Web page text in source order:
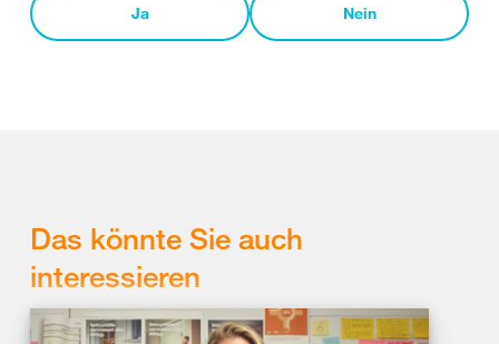
Ja Nein
Das könnte Sie auch
interessieren